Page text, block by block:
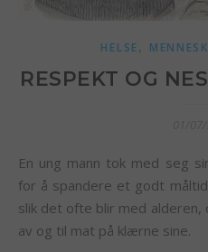
HELSE,
RESPEKT OG
En ung mann tok med seg sin aldrende far på restaurant
for å spandere et godt
slik det ofte blir med alderen,
av og til mat på klærne sine.